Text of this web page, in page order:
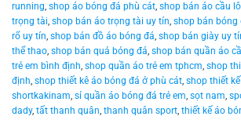
running, shop áo bóng đá phù cát, shop bán áo cầu
trọng tài, shop bán áo trọng tài uy tín, shop bán bóng
rổ uy tín, shop bán đồ áo bóng đá, shop bán giày uy
thể thao, shop bán quả bóng đá, shop bán quần áo
trẻ em bình định, shop quần áo trẻ em tphcm, shop
định, shop thiết kê áo bóng đá ở phù cát, shop thiết
shortkakinam, sỉ quần áo bóng đá trẻ em, sọt nam,
dady, tất thanh quân, thanh quân sport, thiết kế áo